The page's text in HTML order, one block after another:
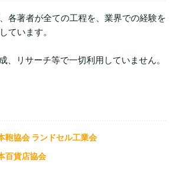
各著者が全ての工程を、業界での経験を
ています。
、リサーチ等で一切利用していません。
鞄協会 ランドセル工業会
百貨店協会